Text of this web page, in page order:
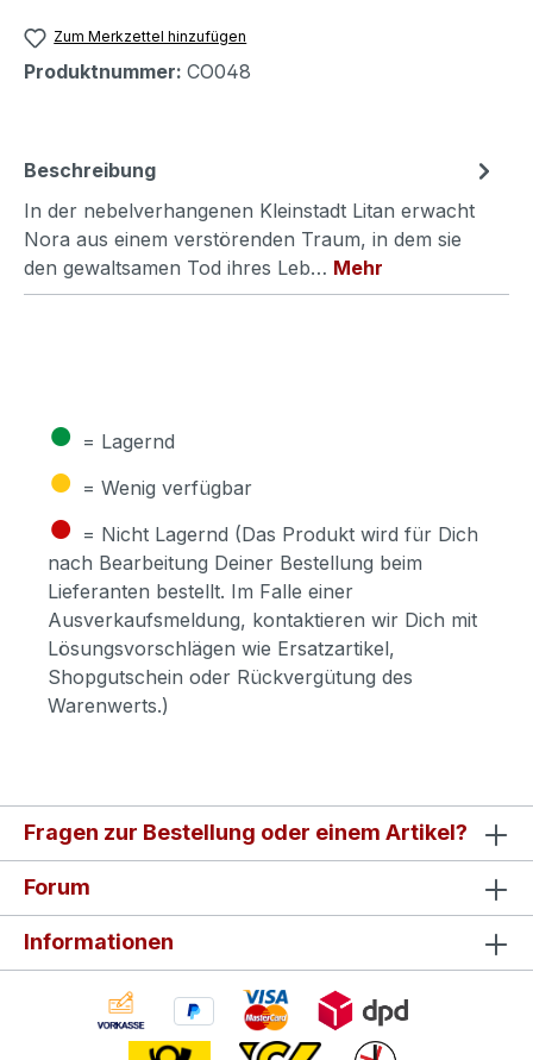
Zum Merkzettel hinzufügen
Produktnummer: CO048
Beschreibung
In der nebelverhangenen Kleinstadt Litan erwacht
Nora aus einem verstörenden Traum, in dem sie
den gewaltsamen Tod ihres Leb… Mehr
● = Lagernd
● = Wenig verfügbar
● = Nicht Lagernd (Das Produkt wird für Dich
nach Bearbeitung Deiner Bestellung beim
Lieferanten bestellt. Im Falle einer
Ausverkaufsmeldung, kontaktieren wir Dich mit
Lösungsvorschlägen wie Ersatzartikel,
Shopgutschein oder Rückvergütung des
Warenwerts.)
Fragen zur Bestellung oder einem Artikel?
Forum
Informationen